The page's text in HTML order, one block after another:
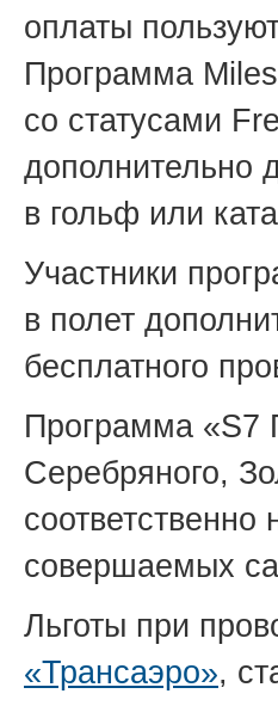
оплаты
Программа
со статусами
дополнительно
в гольф или
Участники
в полет
бесплатного
Программа «S7
Серебряного,
совершаемых
Льготы при
«Трансаэро»,